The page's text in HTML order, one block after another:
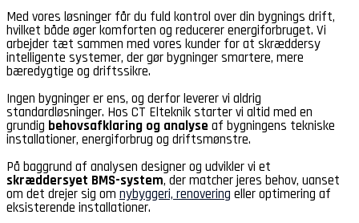
Med vores løsninger får du fuld kontrol over din bygnings drift,
hvilket både øger komforten og reducerer energiforbruget. Vi
arbejder tæt sammen med vores kunder for at skræddersy
intelligente systemer, der gør bygninger smartere, mere
bæredygtige og driftssikre.
Ingen bygninger er ens, og derfor leverer vi aldrig
standardløsninger. Hos CT Elteknik starter vi altid med en
grundig behovsafklaring og analyse af bygningens tekniske
installationer, energiforbrug og driftsmønstre.
På baggrund af analysen designer og udvikler vi et
skræddersyet BMS-system, der matcher jeres behov, uanset
om det drejer sig om nybyggeri, renovering eller optimering af
eksisterende installationer.